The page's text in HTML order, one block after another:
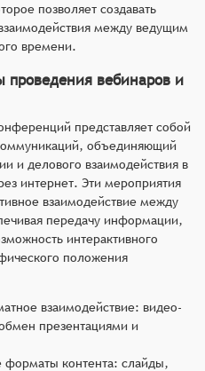
позволяет создавать
между ведущим
времени.
вебинаров и
представляет собой
объединяющий
и делового взаимодействия в
интернет. Эти мероприятия
взаимодействие между
передачу информации,
интерактивного
положения
взаимодействие: видео-
презентациями и
форматы контента: слайды,